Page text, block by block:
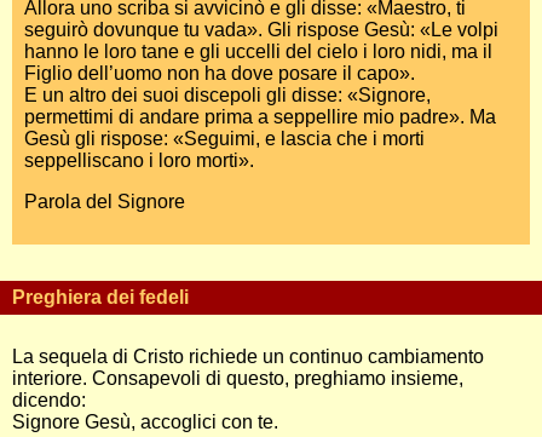
Allora uno scriba si avvicinò e gli disse: «Maestro, ti
seguirò dovunque tu vada». Gli rispose Gesù: «Le volpi
hanno le loro tane e gli uccelli del cielo i loro nidi, ma il
Figlio dell’uomo non ha dove posare il capo».
E un altro dei suoi discepoli gli disse: «Signore,
permettimi di andare prima a seppellire mio padre». Ma
Gesù gli rispose: «Seguimi, e lascia che i morti
seppelliscano i loro morti».
Parola del Signore
Preghiera dei fedeli
La sequela di Cristo richiede un continuo cambiamento
interiore. Consapevoli di questo, preghiamo insieme,
dicendo:
Signore Gesù, accoglici con te.